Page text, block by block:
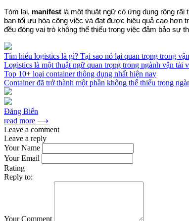
Tóm lại, manifest là một thuật ngữ có ứng dụng rộng
bạn tối ưu hóa công việc và đạt được hiệu quả cao hơn
đều đóng vai trò không thể thiếu trong việc đảm bảo sự
Tìm hiểu logistics là gì? Tại sao nó lại quan trọng trong
Logistics là một thuật ngữ quan trọng trong ngành vận tải
Top 10+ loại container thông dụng nhất hiện nay
Container đã trở thành một phần không thể thiếu trong
Đăng Biển
read more ⟶
Leave a comment
Leave a reply
Your Name
Your Email
Rating
Reply to:
Your Comment